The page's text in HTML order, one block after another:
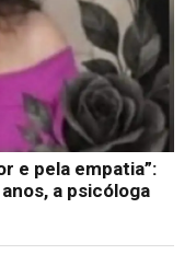
e pela empatia”:
a psicóloga